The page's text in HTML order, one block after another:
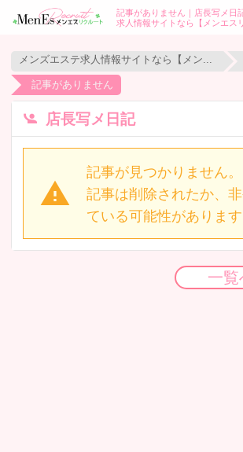
記事がありません｜店長写メ日
求人情報サイトなら【メンエス
記事がありません
店長写メ日記
記事が見つかりません。
記事は削除されたか、
ている可能性があります
一覧